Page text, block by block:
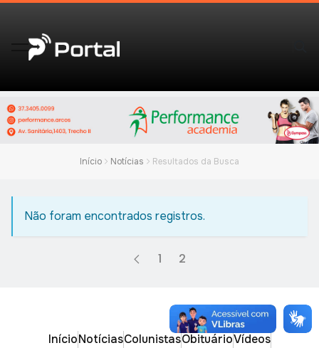
Início Notícias Resultados da Busca
Não foram encontrados registros.
1 2
InícioNotíciasColunistasObituárioVídeos